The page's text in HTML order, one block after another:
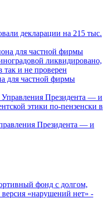
декларации на 215 тыс.
для частной фирмы
Президента — и